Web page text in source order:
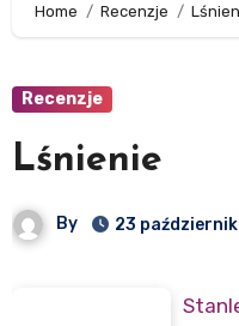
Home Recenzje
Recenzje
Lśnienie
By 23